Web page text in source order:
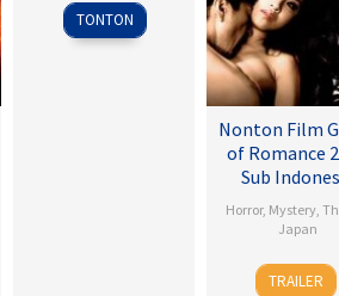
Matteo
Garrone
TONTON
Nonton Film
of Romance
Sub
Horror, Mystery
Japan
30
Sion
TRAILER